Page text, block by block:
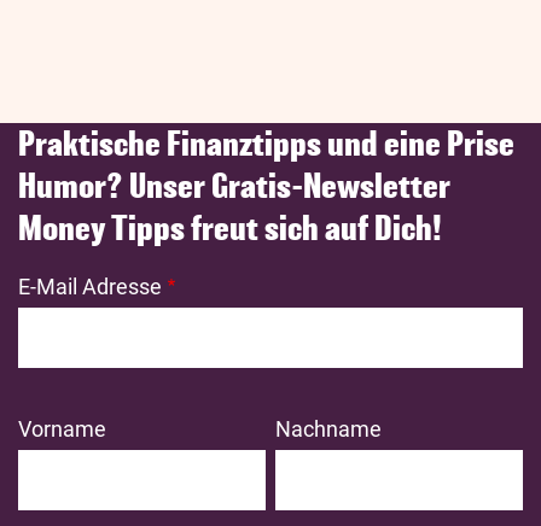
Praktische Finanztipps und eine Prise
Humor? Unser Gratis-Newsletter
Money Tipps freut sich auf Dich!
E-Mail Adresse
Vorname Nachname